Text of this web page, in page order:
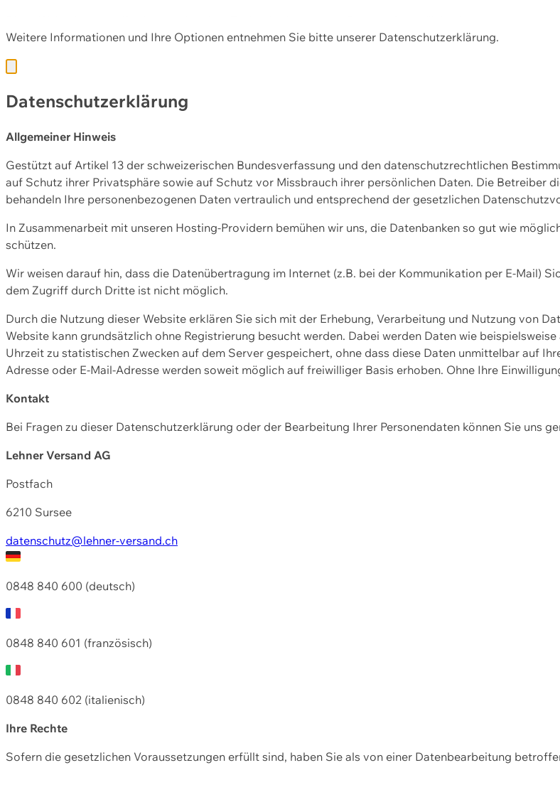
Weitere Informationen und Ihre Optionen entnehmen Sie bitte unserer Datenschutzerklärung.
Datenschutzerklärung
Allgemeiner Hinweis
Gestützt auf Artikel 13 der schweizerischen Bundesverfassung und den datenschutzrechtlichen
auf Schutz ihrer Privatsphäre sowie auf Schutz vor Missbrauch ihrer persönlichen Daten. Die Betreiber
behandeln Ihre personenbezogenen Daten vertraulich und entsprechend der gesetzlichen
In Zusammenarbeit mit unseren Hosting-Providern bemühen wir uns, die Datenbanken so gut wie
schützen.
Wir weisen darauf hin, dass die Datenübertragung im Internet (z.B. bei der Kommunikation per E-Mail)
dem Zugriff durch Dritte ist nicht möglich.
Durch die Nutzung dieser Website erklären Sie sich mit der Erhebung, Verarbeitung und Nutzung von
Website kann grundsätzlich ohne Registrierung besucht werden. Dabei werden Daten wie
Uhrzeit zu statistischen Zwecken auf dem Server gespeichert, ohne dass diese Daten unmittelbar auf
Adresse oder E-Mail-Adresse werden soweit möglich auf freiwilliger Basis erhoben. Ohne Ihre
Kontakt
Bei Fragen zu dieser Datenschutzerklärung oder der Bearbeitung Ihrer Personendaten können Sie uns
Lehner Versand AG
Postfach
6210 Sursee
datenschutz@lehner-versand.ch
0848 840 600 (deutsch)
0848 840 601 (französisch)
0848 840 602 (italienisch)
Ihre Rechte
Sofern die gesetzlichen Voraussetzungen erfüllt sind, haben Sie als von einer Datenbearbeitung